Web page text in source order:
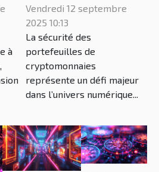
de garantir l’équilibre des
comptes. En...
à
sécuriser vos
portefeuilles de
cryptos
Vendredi 12 septembre
2025 10:13
La sécurité des
portefeuilles de
cryptomonnaies
représente un défi majeur
dans l’univers numérique...